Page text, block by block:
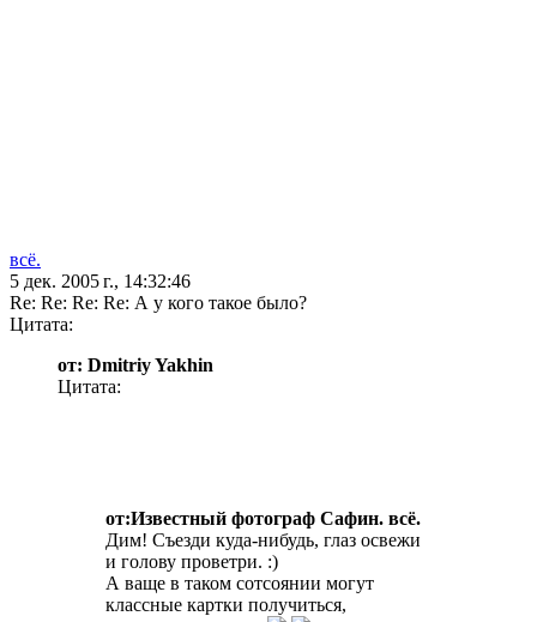
всё.
5 дек. 2005 г., 14:32:46
Re: Re: Re: Re: А у кого такое было?
Цитата:
от: Dmitriy Yakhin
Цитата:
от:Известный фотограф Сафин. всё.
Дим! Съезди куда-нибудь, глаз освежи
и голову проветри. :)
А ваще в таком сотсоянии могут
классные картки получиться,